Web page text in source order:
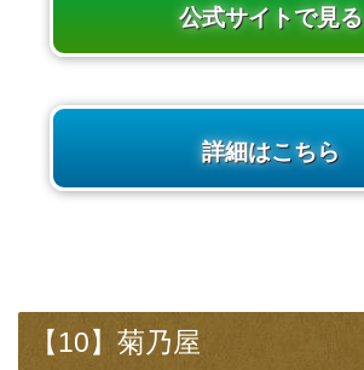
公式サイトで見る
詳細はこちら
【10】菊乃屋